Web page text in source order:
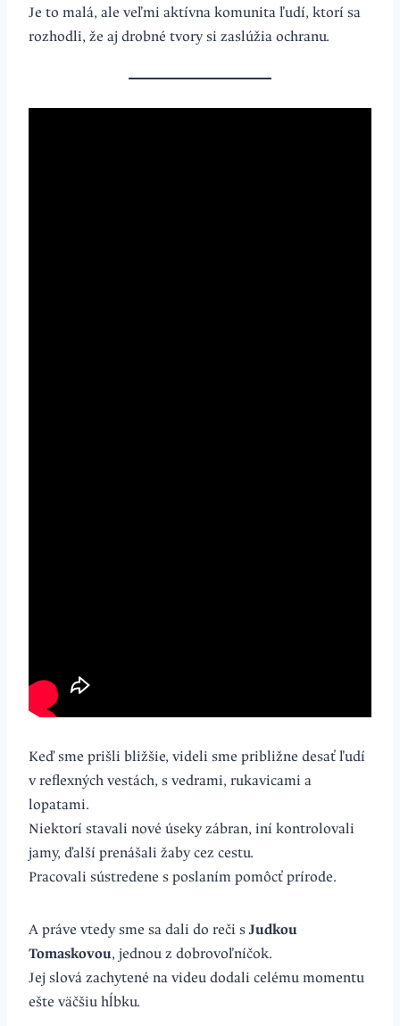
Je to malá, ale veľmi aktívna komunita ľudí, ktorí sa
rozhodli, že aj drobné tvory si zaslúžia ochranu.
Keď sme prišli bližšie, videli sme približne desať ľudí
v reflexných vestách, s vedrami, rukavicami a
lopatami.
Niektorí stavali nové úseky zábran, iní kontrolovali
jamy, ďalší prenášali žaby cez cestu.
Pracovali sústredene s poslaním pomôcť prírode.
A práve vtedy sme sa dali do reči s Judkou
Tomaskovou, jednou z dobrovoľníčok.
Jej slová zachytené na videu dodali celému momentu
ešte väčšiu hĺbku.